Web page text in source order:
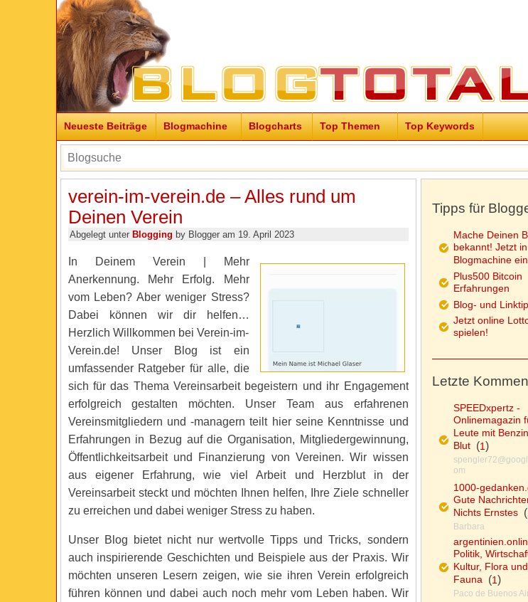
Neueste Beiträge Blogmachine Blogcharts Top Themen Top Keywords
verein-im-verein.de – Alles rund um
Deinen Verein
Abgelegt unter Blogging by Blogger am 19. April 2023
In Deinem Verein | Mehr
Anerkennung. Mehr Erfolg. Mehr
vom Leben? Aber weniger Stress?
Dabei können wir dir helfen…
Herzlich Willkommen bei Verein-im-
Verein.de! Unser Blog ist ein
umfassender Ratgeber für alle, die
sich für das Thema Vereinsarbeit begeistern und ihr Engagement
erfolgreich gestalten möchten. Unser Team aus erfahrenen
Vereinsmitgliedern und -managern teilt hier seine Kenntnisse und
Erfahrungen in Bezug auf die Organisation, Mitgliedergewinnung,
Öffentlichkeitsarbeit und Finanzierung von Vereinen. Wir wissen
aus eigener Erfahrung, wie viel Arbeit und Herzblut in der
Vereinsarbeit steckt und möchten Ihnen helfen, Ihre Ziele schneller
zu erreichen und dabei weniger Stress zu haben.
Unser Blog bietet nicht nur wertvolle Tipps und Tricks, sondern
auch inspirierende Geschichten und Beispiele aus der Praxis. Wir
möchten unseren Lesern zeigen, wie sie ihren Verein erfolgreich
führen können und dabei auch noch mehr vom Leben haben. Wir
Tipps für
Mache Deinen
bekannt! Jetzt
Blogmachine
Plus500 Bitcoin
Erfahrungen
Blog- und
Jetzt online
spielen!
Letzte
SPEEDxpertz -
Onlinemagazin
Leute mit
Blut(1)
om
1000-
Gute
Nichts Ernstes(
Barbara
Politik,
Kultur, Flora und
Fauna(1)
Paco de Buenos